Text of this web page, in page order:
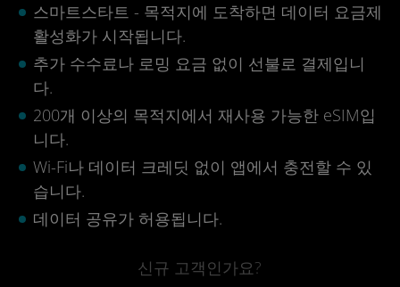
스마트스타트 - 목적지에 도착하면 데이터 요금제
활성화가 시작됩니다.
추가 수수료나 로밍 요금 없이 선불로 결제입니
다.
200개 이상의 목적지에서 재사용 가능한 eSIM입
니다.
Wi-Fi나 데이터 크레딧 없이 앱에서 충전할 수 있
습니다.
데이터 공유가 허용됩니다.
신규 고객인가요?